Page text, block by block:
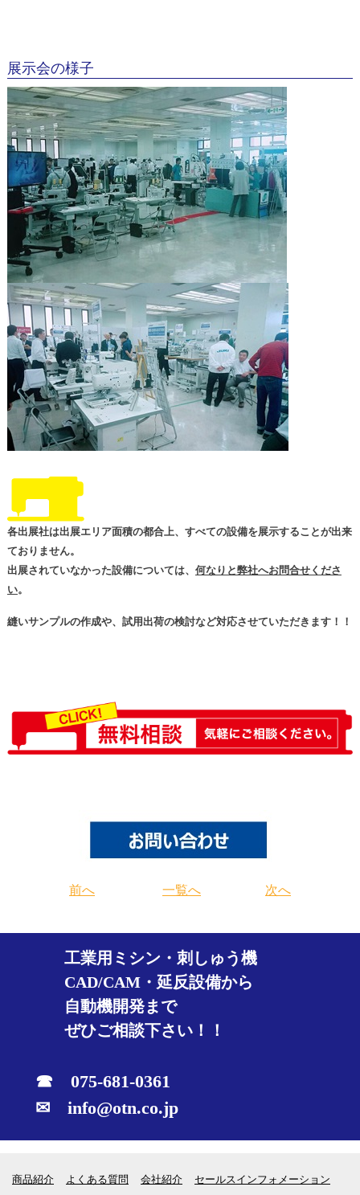
展示会の様子
各出展社は出展エリア面積の都合上、すべての設備を展示することが出来
ておりません。
出展されていなかった設備については、 何なりと弊社へお問合せくださ
い。
縫いサンプルの作成や、試用出荷の検討など対応させていただきます！！
前へ 一覧へ 次へ
工業用ミシン・刺しゅう機
CAD/CAM・延反設備から
自動機開発まで
ぜひご相談下さい！！
☎ 075-681-0361
✉ info@otn.co.jp
商品紹介 よくある質問 会社紹介
セールスインフォメーション